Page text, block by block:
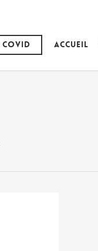
Covid Accueil